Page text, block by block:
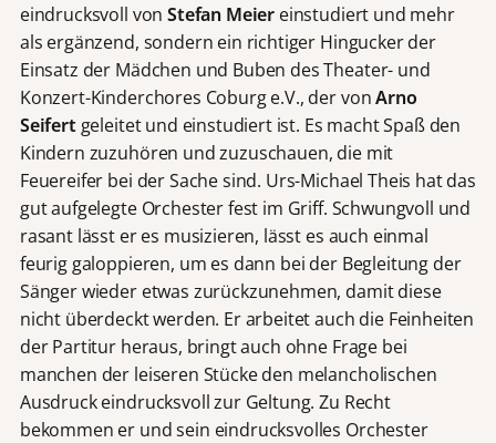
eindrucksvoll vonStefan Meier einstudiert und mehr
als ergänzend, sondern ein richtiger Hingucker der
Einsatz der Mädchen und Buben des Theater- und
Konzert-Kinderchores Coburg e.V., der vonArno
Seifertgeleitet und einstudiert ist. Es macht Spaß den
Kindern zuzuhören und zuzuschauen, die mit
Feuereifer bei der Sache sind. Urs-Michael Theis hat das
gut aufgelegte Orchester fest im Griff. Schwungvoll und
rasant lässt er es musizieren, lässt es auch einmal
feurig galoppieren, um es dann bei der Begleitung der
Sänger wieder etwas zurückzunehmen, damit diese
nicht überdeckt werden. Er arbeitet auch die Feinheiten
der Partitur heraus, bringt auch ohne Frage bei
manchen der leiseren Stücke den melancholischen
Ausdruck eindrucksvoll zur Geltung. Zu Recht
bekommen er und sein eindrucksvolles Orchester